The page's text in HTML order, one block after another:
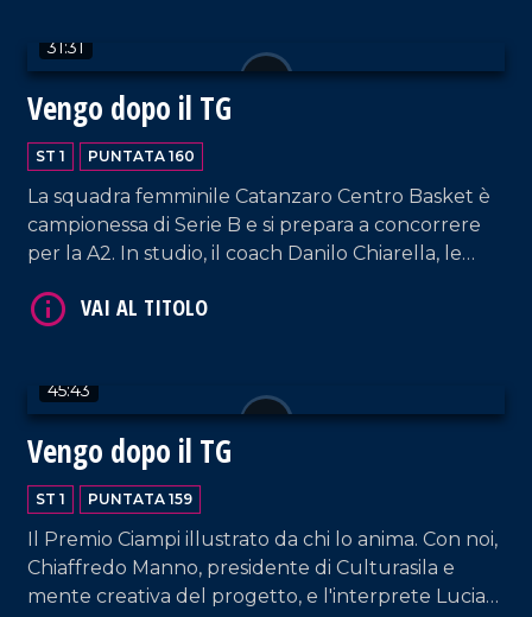
31:31
Vengo dopo il TG
ST 1 PUNTATA 160
La squadra femminile Catanzaro Centro Basket è
campionessa di Serie B e si prepara a concorrere
per la A2. In studio, il coach Danilo Chiarella, le
l'ufficio stampa Chiara Zanella.
45:43
Vengo dopo il TG
ST 1 PUNTATA 159
Il Premio Ciampi illustrato da chi lo anima. Con noi,
Chiaffredo Manno, presidente di Culturasila e
mente creativa del progetto, e l'interprete Lucia
VAI AL TITOLO
VAI AL TITOLO